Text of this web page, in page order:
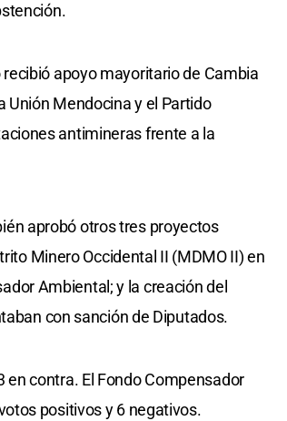
apoyo mayoritario de Cambia
Unión Mendocina y el Partido
antimineras frente a la
aprobó otros tres proyectos
Minero Occidental II (MDMO II) en
Ambiental; y la creación del
con sanción de Diputados.
en contra. El Fondo Compensador
positivos y 6 negativos.